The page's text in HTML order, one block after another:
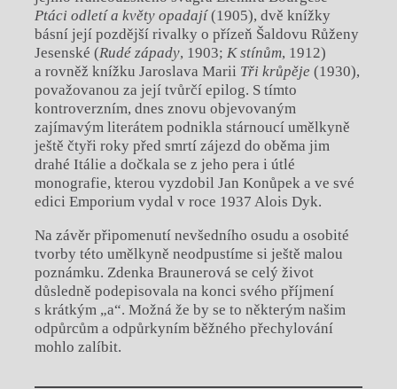
Ptáci odletí a květy opadají(1905), dvě knížky
básní její pozdější rivalky o přízeň Šaldovu Růženy
Jesenské (Rudé západy, 1903; K stínům, 1912)
a rovněž knížku Jaroslava Marii Tři krůpěje (1930),
považovanou za její tvůrčí epilog. S tímto
kontroverzním, dnes znovu objevovaným
zajímavým literátem podnikla stárnoucí umělkyně
ještě čtyři roky před smrtí zájezd do oběma jim
drahé Itálie a dočkala se z jeho pera i útlé
monografie, kterou vyzdobil Jan Konůpek a ve své
edici Emporium vydal v roce 1937 Alois Dyk.
Na závěr připomenutí nevšedního osudu a osobité
tvorby této umělkyně neodpustíme si ještě malou
poznámku. Zdenka Braunerová se celý život
důsledně podepisovala na konci svého příjmení
s krátkým „a“. Možná že by se to některým našim
odpůrcům a odpůrkyním běžného přechylování
mohlo zalíbit.